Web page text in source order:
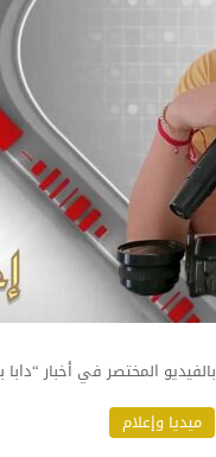
بالفيديو المختصر في أخبار
ميديا وإعلام